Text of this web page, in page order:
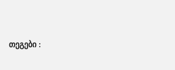
ᲗᲔᲒᲔᲑᲘ :